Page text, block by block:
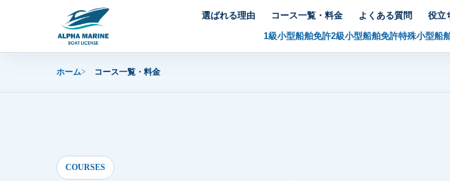
選ばれる理由
コース一覧・料金
1級小型船舶免許2級小型船舶免許特殊小型船
よくある質問 役立
ホーム コース一覧・料金
COURSES